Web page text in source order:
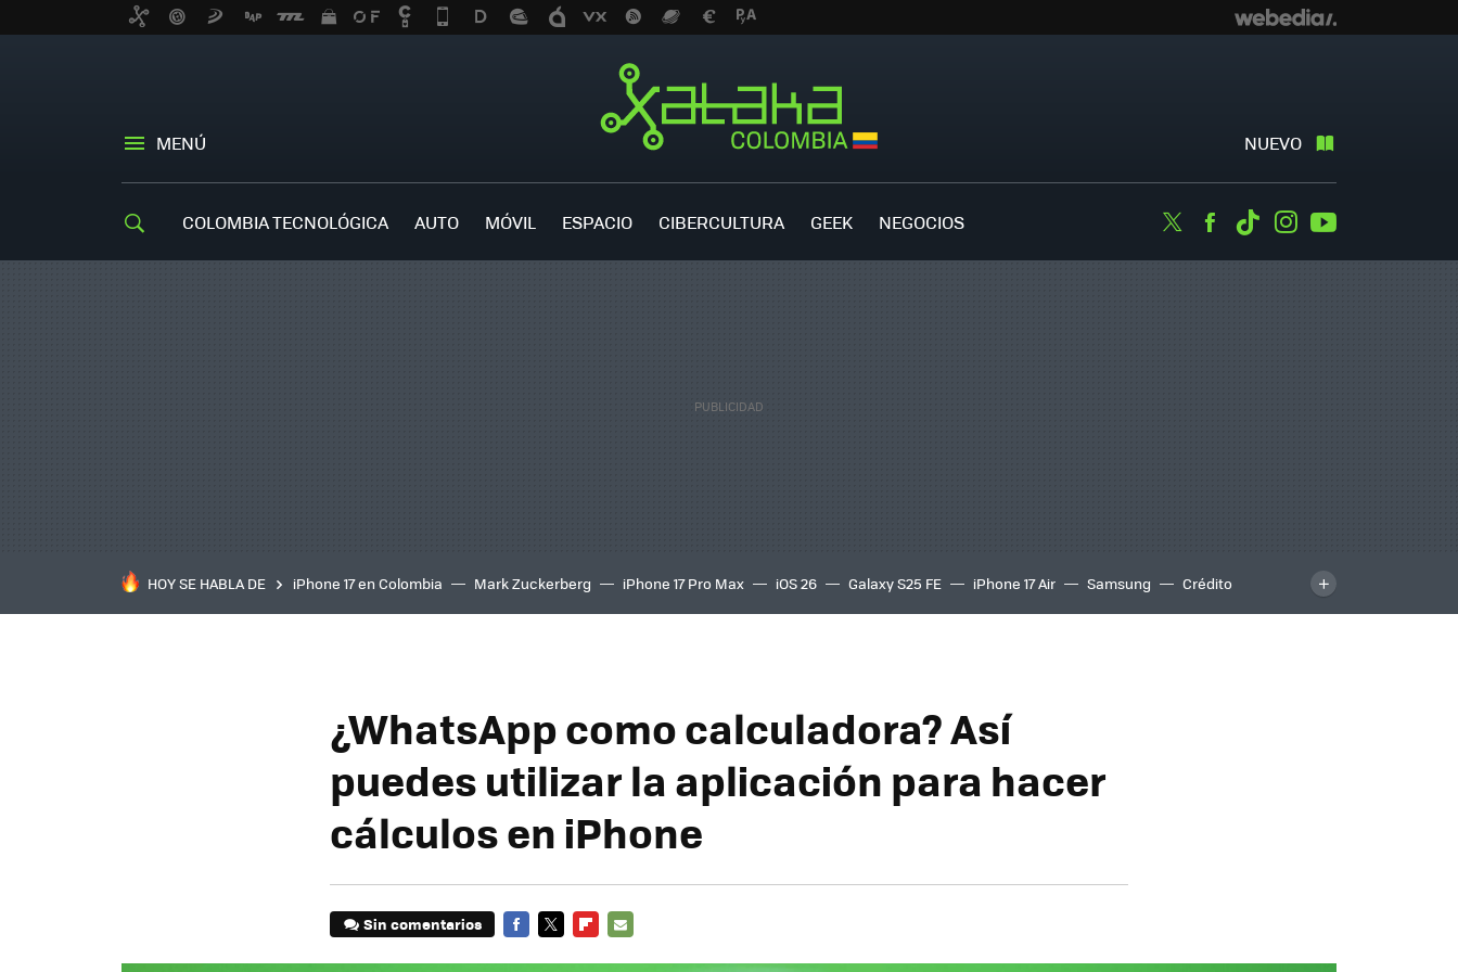
MENÚ NUEVO
COLOMBIA TECNOLÓGICA AUTO MÓVIL ESPACIO CIBERCULTURA GEEK NEGOCIOS TwitterFacebook
TiktokInstagram
HOY SE HABLA DE iPhone 17 en Colombia Mark Zuckerberg iPhone 17 Pro Max iOS 26 Galaxy S25 FE iPhone 17 Air Samsung
Crédito
inteligente
IA TCL C8K
¿WhatsApp como calculadora? Así
puedes utilizar la aplicación para hacer
cálculos en iPhone
Sin comentarios